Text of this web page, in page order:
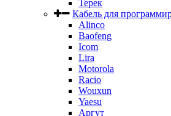
Терек
Кабель для
Alinco
Baofeng
Icom
Lira
Motorola
Racio
Wouxun
Yaesu
Аргут